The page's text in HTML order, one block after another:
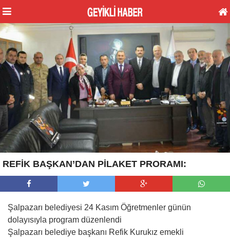
REFİK BAŞKAN’DAN PİLAKET PRORAMI:
Şalpazarı belediyesi 24 Kasım Öğretmenler günün
dolayısıyla program düzenlendi
Şalpazarı belediye başkanı Refik Kurukız emekli